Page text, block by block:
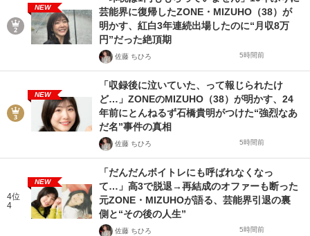
NEW
芸能界に復帰したZONE・MIZUHO（38）が
明かす、紅白3年連続出場したのに“月収8万
円”だった絶頂期
佐藤 ちひろ 5時間前
NEW
「収録後に泣いていた、って報じられたけ
ど…」ZONEのMIZUHO（38）が明かす、24
年前にとんねるず石橋貴明がつけた“強烈なあ
だ名”事件の真相
佐藤 ちひろ 5時間前
4位
4
NEW
「だんだんボイトレにも呼ばれなくなっ
て…」高3で脱退→再結成のオファーも断った
元ZONE・MIZUHOが語る、芸能界引退の裏
側と“その後の人生”
佐藤 ちひろ 5時間前